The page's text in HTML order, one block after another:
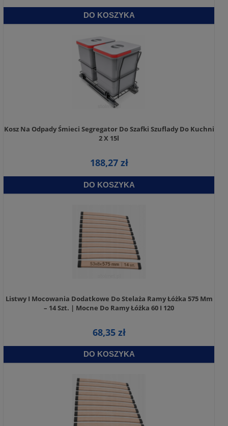
DO KOSZYKA
Kosz Na Odpady Śmieci Segregator Do Szafki Szuflady Do Kuchni
2 X 15l
188,27 zł
DO KOSZYKA
Listwy I Mocowania Dodatkowe Do Stelaża Ramy Łóżka 575 Mm
– 14 Szt. | Mocne Do Ramy Łóżka 60 I 120
68,35 zł
DO KOSZYKA